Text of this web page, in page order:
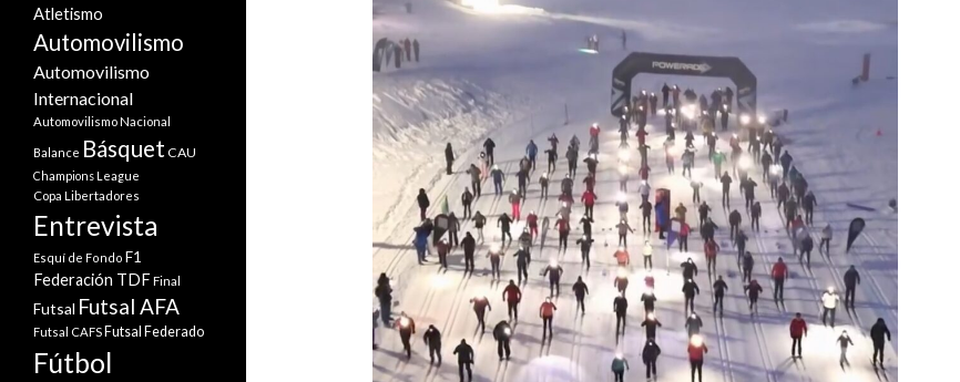
Atletismo
Automovilismo
Automovilismo
Internacional
Automovilismo Nacional
Balance Básquet CAU
Champions League
Copa Libertadores
Entrevista
Esquí de Fondo F1
Federación TDF Final
Futsal Futsal AFA
Futsal CAFS Futsal Federado
Fútbol